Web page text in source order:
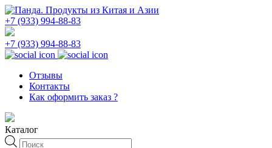
+7 (933) 994-88-83
+7 (933) 994-88-83
Отзывы
Контакты
Как оформить заказ ?
Каталог
Поиск